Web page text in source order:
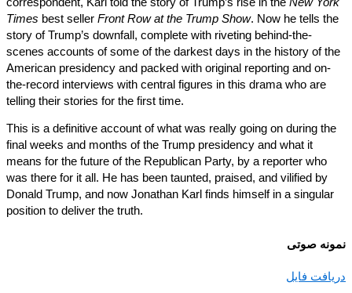
Timesbest sellerFront Row at the Trump Show. Now he tells
story of Trump’s downfall, complete with riveting behind-the-
scenes accounts of some of the darkest days in the history of
American presidency and packed with original reporting and on-
the-record interviews with central figures in this drama who are
telling their stories for the first time.
This is a definitive account of what was really going on during
final weeks and months of the Trump presidency and what it
means for the future of the Republican Party, by a reporter who
was there for it all. He has been taunted, praised, and vilified by
Donald Trump, and now Jonathan Karl finds himself in a
position to deliver the truth.
صوتی
فایل